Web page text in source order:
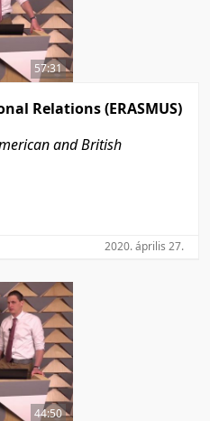
57:31
Relations (ERASMUS)
and British
2020. április 27.
44:50